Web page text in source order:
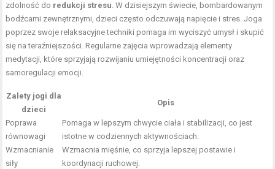
zdolność do redukcji stresu. W dzisiejszym świecie, bombardowanym
bodźcami zewnętrznymi, dzieci często odczuwają napięcie i stres. Joga
poprzez swoje relaksacyjne techniki pomaga im wyciszyć umysł i skupić
się na teraźniejszości. Regularne zajęcia wprowadzają elementy
medytacji, które sprzyjają rozwijaniu umiejętności koncentracji oraz
samoregulacji emocji.
Zalety jogi dla
dzieci
Opis
Poprawa
równowagi
Pomaga w lepszym chwycie ciała i stabilizacji, co jest
istotne w codziennych aktywnościach.
Wzmacnianie
siły
Wzmacnia mięśnie, co sprzyja lepszej postawie i
koordynacji ruchowej.